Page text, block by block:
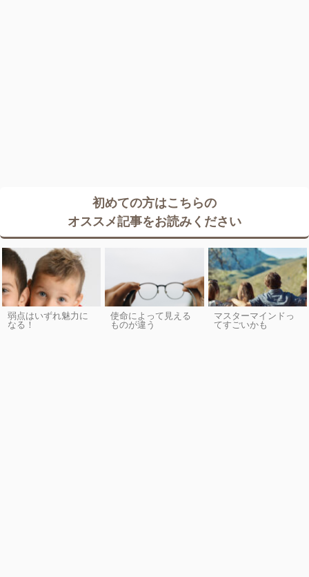
初めての方はこちらの
オススメ記事をお読みください
弱点はいずれ魅力に
なる！
使命によって見える
ものが違う
マスターマインドっ
てすごいかも